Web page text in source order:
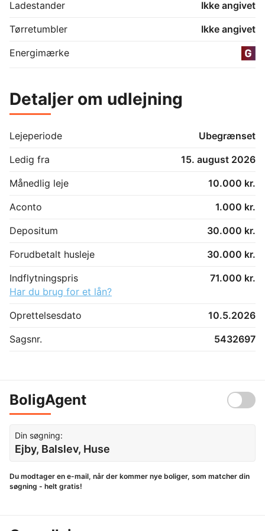
Grunden på hele 5898 kvm. indeholder dejlig have,
hvor der er anlagt græs, træer og blomsterbede. Stor
gårdsplads med perlesten.
Udover den månedlige husleje på 10.000kr, betaler
månedligt til udlejer.
El betaler lejer direkte til udbyderen Energi Fyn.
Udehus / Redskabsrum på 21 m2 og Drivhus er på 9
Ladestander
Ikke angivet
Tørretumbler
Ikke angivet
Energimærke
Detaljer om udlejning
Lejeperiode
Ubegrænset
Ledig fra
15. august 2026
Månedlig leje
10.000 kr.
Aconto
1.000 kr.
Depositum
30.000 kr.
Forudbetalt husleje
30.000 kr.
Indflytningspris
71.000 kr.
Har du brug for et lån?
Oprettelsesdato
10.5.2026
Sagsnr.
5432697
BoligAgent
Din søgning:
Ejby, Balslev, Huse
Du modtager en e-mail, når der kommer nye boliger, som matcher din
søgning - helt gratis!